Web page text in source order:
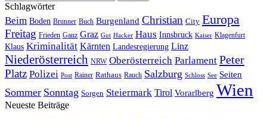
Schlagwörter
Beim Boden Brunner Buch Burgenland Christian City Europa
Freitag Frieden Ganz Graz Gut Hacker Haus Innsbruck Kaiser Klagenfurt
Klaus Kriminalität Kärnten Landesregierung Linz
Niederösterreich NRW Oberösterreich Parlament Peter
Platz Polizei Post Rainer Rathaus Rauch Salzburg Schloss See Seiten
Sommer Sonntag Sorgen Steiermark Tirol Vorarlberg Wien
Neueste Beiträge